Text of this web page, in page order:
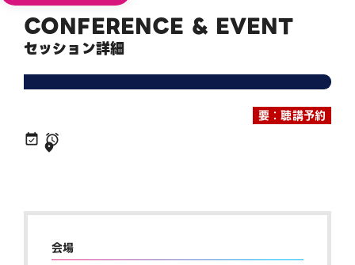
CONFERENCE & EVENT
セッション詳細
要：聴講予約
会場